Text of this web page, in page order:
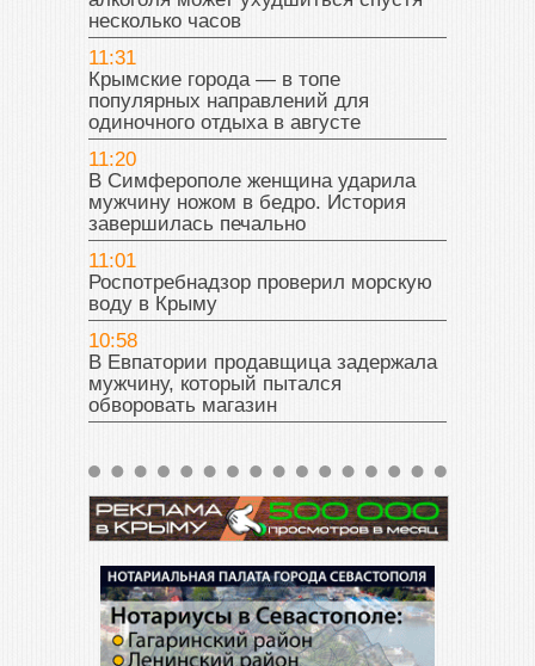
несколько часов
11:31
Крымские города — в топе
популярных направлений для
одиночного отдыха в августе
11:20
В Симферополе женщина ударила
мужчину ножом в бедро. История
завершилась печально
11:01
Роспотребнадзор проверил морскую
воду в Крыму
10:58
В Евпатории продавщица задержала
мужчину, который пытался
обворовать магазин